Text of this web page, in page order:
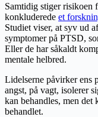
Samtidig stiger risikoen
konkluderede et
Studiet viser, at syv ud
symptomer på PTSD,
Eller de har såkaldt
mentale helbred.
Lidelserne påvirker ens
angst, på vagt, isolerer
kan behandles, men
behandlet.